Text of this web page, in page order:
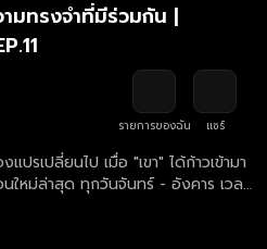
มทรงจำที่มีร่วมกัน |
รายการของฉัน
แชร์
รเปลี่ยนไป เมื่อ "เขา" ได้ก้าวเข้ามา
หม่ล่าสุด ทุกวันจันทร์ - อังคาร เวลา
ง ละคร วิมานสีทอง ครบทุกตอน